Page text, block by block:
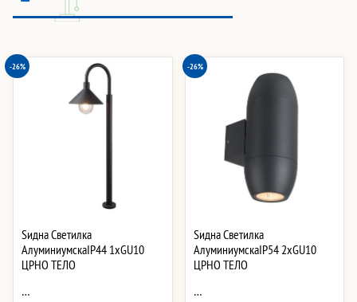
-26%
Ѕидна Светилка
АлуминиумскаIP44 1xGU10
ЦРНО ТЕЛО
…
-26%
Ѕидна Светилка
АлуминиумскаIP54 2xGU10
ЦРНО ТЕЛО
…